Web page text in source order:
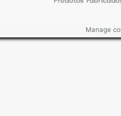
Manage